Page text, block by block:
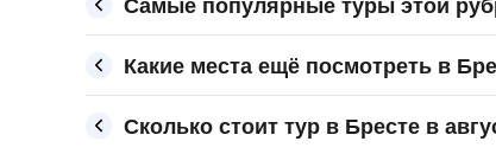
Какие места ещё посмотреть в
Сколько стоит тур в Бресте в